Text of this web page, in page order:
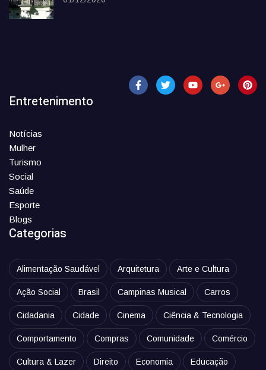
Entretenimento
Notícias
Mulher
Turismo
Social
Saúde
Esporte
Blogs
Categorias
Alimentação Saudável Arquitetura Arte e Cultura
Ação Social Brasil Campinas Musical Carros
Cidadania Cidade Cinema Ciência & Tecnologia
Comportamento Compras Comunidade Comércio
Cultura & Lazer Direito Economia Educação